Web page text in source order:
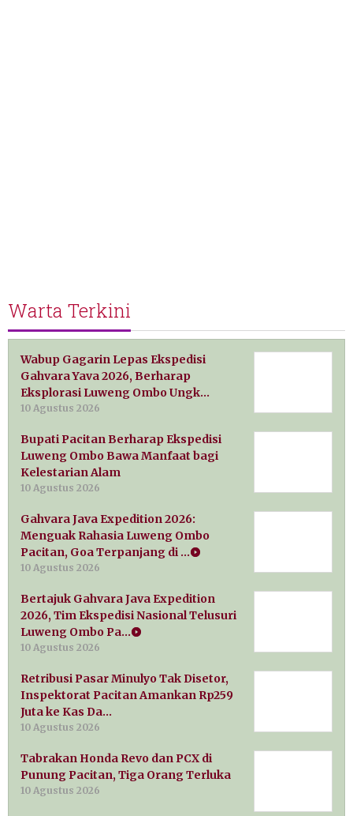
Warta Terkini
Wabup Gagarin Lepas Ekspedisi
Gahvara Yava 2026, Berharap
Eksplorasi Luweng Ombo Ungk…
10 Agustus 2026
Bupati Pacitan Berharap Ekspedisi
Luweng Ombo Bawa Manfaat bagi
Kelestarian Alam
10 Agustus 2026
Gahvara Java Expedition 2026:
Menguak Rahasia Luweng Ombo
Pacitan, Goa Terpanjang di …
10 Agustus 2026
Bertajuk Gahvara Java Expedition
2026, Tim Ekspedisi Nasional Telusuri
Luweng Ombo Pa…
10 Agustus 2026
Retribusi Pasar Minulyo Tak Disetor,
Inspektorat Pacitan Amankan Rp259
Juta ke Kas Da…
10 Agustus 2026
Tabrakan Honda Revo dan PCX di
Punung Pacitan, Tiga Orang Terluka
10 Agustus 2026